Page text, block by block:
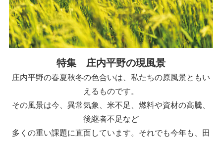
特集 庄内平野の現風景
庄内平野の春夏秋冬の色合いは、私たちの原風景ともい
えるものです。
その風景は今、異常気象、米不足、燃料や資材の高騰、
後継者不足など
多くの重い課題に直面しています。それでも今年も、田